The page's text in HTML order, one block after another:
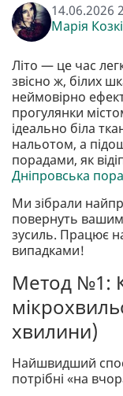
14.06.2026
Марія
Літо — це час
звісно ж, білих
неймовірно
прогулянки
ідеально біла
нальотом, а
порадами, як
Дніпровська
Ми зібрали
повернуть
зусиль. Працює
випадками!
Метод №1:
хвилини)
Найшвидший
потрібні «на